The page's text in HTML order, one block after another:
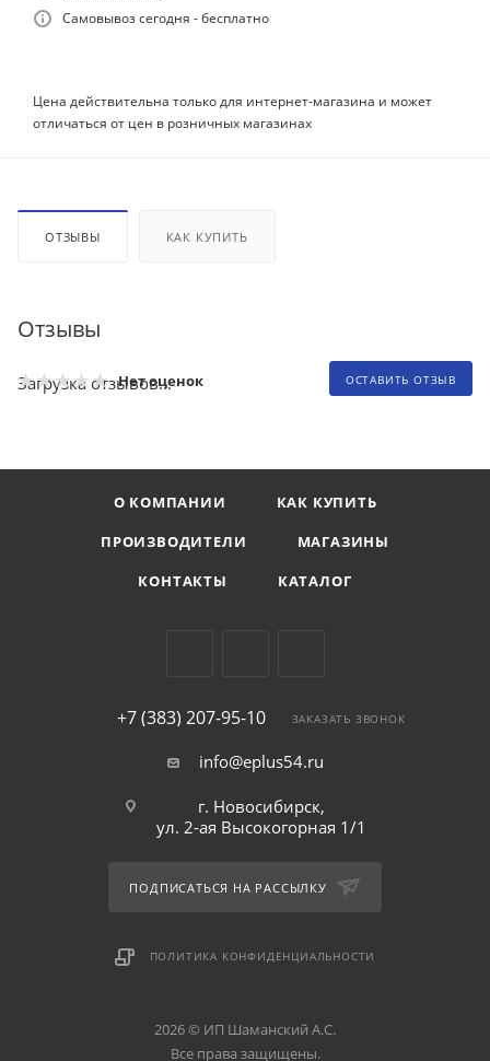
Самовывоз сегодня - бесплатно
Цена действительна только для интернет-магазина и может
отличаться от цен в розничных магазинах
ОТЗЫВЫ КАК КУПИТЬ
Отзывы
Нет оценок ОСТАВИТЬ ОТЗЫВ
Загрузка отзывов...
О КОМПАНИИ
КАК КУПИТЬ
ПРОИЗВОДИТЕЛИ
МАГАЗИНЫ
КОНТАКТЫ
КАТАЛОГ
+7 (383) 207-95-10 ЗАКАЗАТЬ ЗВОНОК
info@eplus54.ru
г. Новосибирск,
ул. 2-ая Высокогорная 1/1
ПОДПИСАТЬСЯ НА РАССЫЛКУ
ПОЛИТИКА КОНФИДЕНЦИАЛЬНОСТИ
2026 © ИП Шаманский А.С.
Все права защищены.